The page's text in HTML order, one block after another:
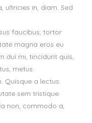
ultricies in, diam. Sed
faucibus, tortor
magna eros eu
dui mi, tincidunt quis,
metus.
Quisque a lectus.
sem tristique
non, commodo a,